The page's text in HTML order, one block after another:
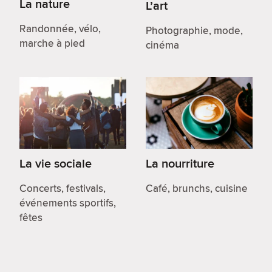
La nature
Randonnée, vélo,
marche à pied
L’art
Photographie, mode,
cinéma
La vie sociale
Concerts, festivals,
événements sportifs,
fêtes
La nourriture
Café, brunchs, cuisine